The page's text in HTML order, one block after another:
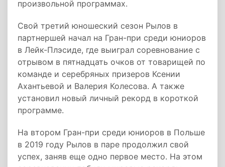
произвольной программах.
Свой третий юношеский сезон Рылов в
партнершей начал на Гран-при среди юниоров
в Лейк-Плэсиде, где выиграл соревнование с
отрывом в пятнадцать очков от товарищей по
команде и серебряных призеров Ксении
Ахантьевой и Валерия Колесова. А также
установил новый личный рекорд в короткой
программе.
На втором Гран-при среди юниоров в Польше
в 2019 году Рылов в паре продолжил свой
успех, заняв еще одно первое место. На этом